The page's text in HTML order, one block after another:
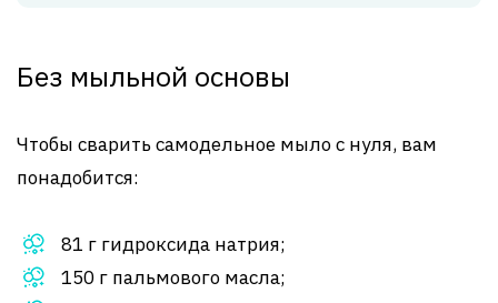
Без мыльной основы
Чтобы сварить самодельное мыло с нуля, вам
понадобится:
81 г гидроксида натрия;
150 г пальмового масла;